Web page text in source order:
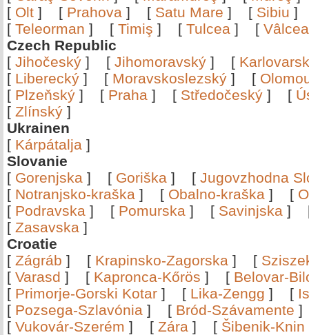
[ Olt ] [ Prahova ] [ Satu Mare ] [ Sibiu
[ Teleorman ] [ Timiş ] [ Tulcea ] [
Czech Republic
[ Jihočeský ] [ Jihomoravský ] [
[ Liberecký ] [ Moravskoslezský ] [
[ Plzeňský ] [ Praha ] [ Středočeský ] [
[ Zlínský ]
Ukrainen
[ Kárpátalja ]
Slovanie
[ Gorenjska ] [ Goriška ] [ Jugovzhodna
[ Notranjsko-kraška ] [ Obalno-kraška ] [
[ Podravska ] [ Pomurska ] [ Savinjska ]
[ Zasavska ]
Croatie
[ Zágráb ] [ Krapinsko-Zagorska ] [
[ Varasd ] [ Kapronca-Kőrös ] [ Belovar-
[ Primorje-Gorski Kotar ] [ Lika-Zengg ] [
[ Pozsega-Szlavónia ] [ Bród-Szávamente
[ Vukovár-Szerém ] [ Zára ] [ Šibenik-Knin